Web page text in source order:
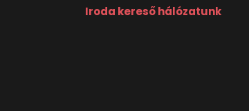
Iroda kereső hálózatunk